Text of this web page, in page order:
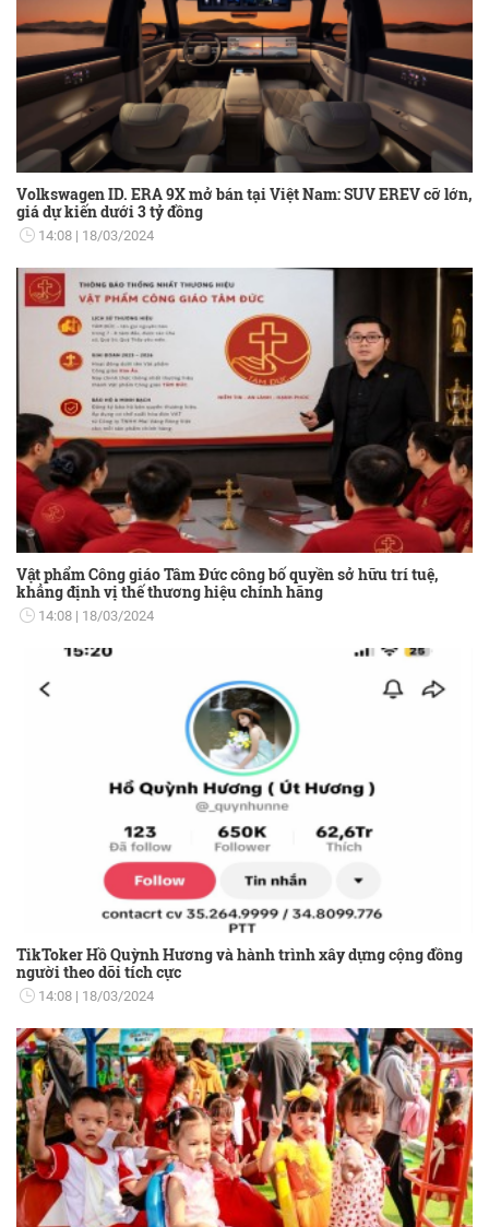
Volkswagen ID. ERA 9X mở bán tại Việt Nam: SUV EREV cỡ lớn,
giá dự kiến dưới 3 tỷ đồng
14:08 18/03/2024
Vật phẩm Công giáo Tâm Đức công bố quyền sở hữu trí tuệ,
khẳng định vị thế thương hiệu chính hãng
14:08 18/03/2024
TikToker Hồ Quỳnh Hương và hành trình xây dựng cộng đồng
người theo dõi tích cực
14:08 18/03/2024